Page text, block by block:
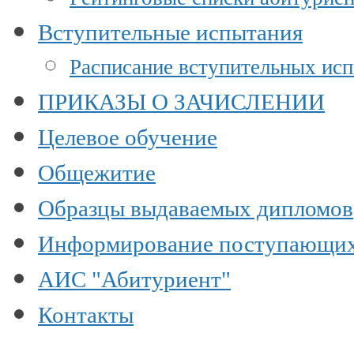
Вступительные испытания
Расписание вступительных
ПРИКАЗЫ О ЗАЧИСЛЕНИИ
Целевое обучение
Общежитие
Образцы выдаваемых дипломов
Информирование
АИС "Абитуриент"
Контакты